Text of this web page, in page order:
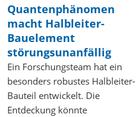
Quantenphänomen
macht Halbleiter-
Bauelement
störungsunanfällig
Ein Forschungsteam hat ein
besonders robustes Halbleiter-
Bauteil entwickelt. Die
Entdeckung könnte